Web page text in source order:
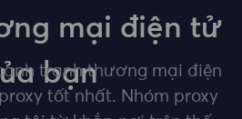
mại điện tử
bạn
tranh thương mại điện
tốt nhất. Nhóm proxy